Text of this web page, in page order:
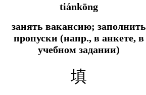
tiánkōng
занять вакансию; заполнить
пропуски (напр., в анкете, в
учебном задании)
填